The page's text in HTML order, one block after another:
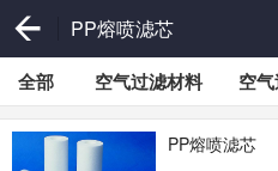
PP熔喷滤芯
全部 空气过滤材料 空
PP熔喷滤芯